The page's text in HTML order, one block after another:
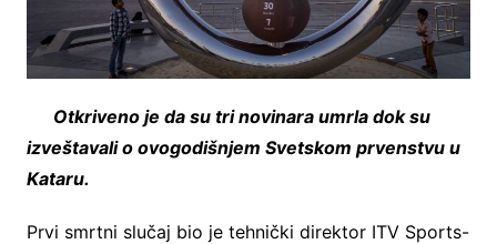
Otkriveno je da su tri novinara umrla dok su
izveštavali o ovogodišnjem Svetskom prvenstvu u
Kataru.
Prvi smrtni slučaj bio je tehnički direktor ITV Sports-